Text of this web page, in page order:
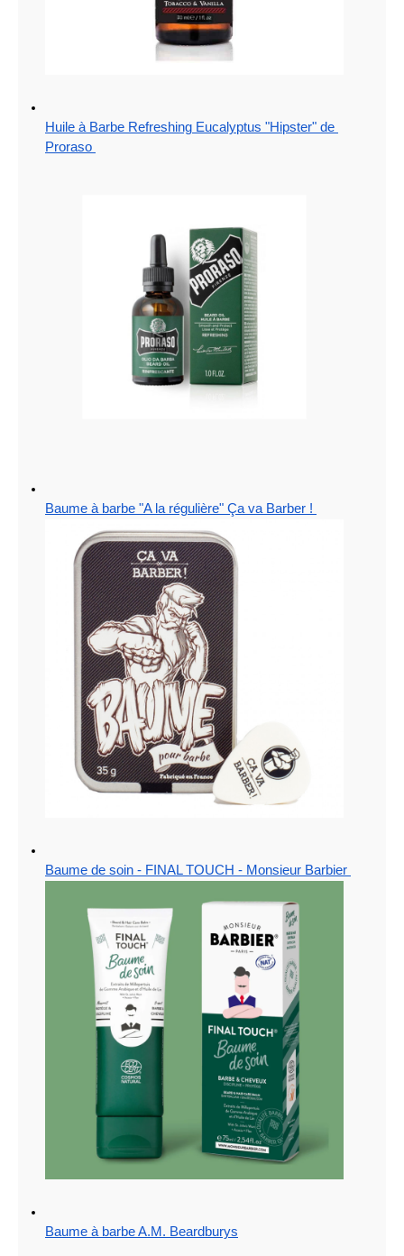
Huile à Barbe Refreshing Eucalyptus "Hipster" de
Proraso
Baume à barbe "A la régulière" Ça va Barber !
Baume de soin - FINAL TOUCH - Monsieur Barbier
Baume à barbe A.M. Beardburys